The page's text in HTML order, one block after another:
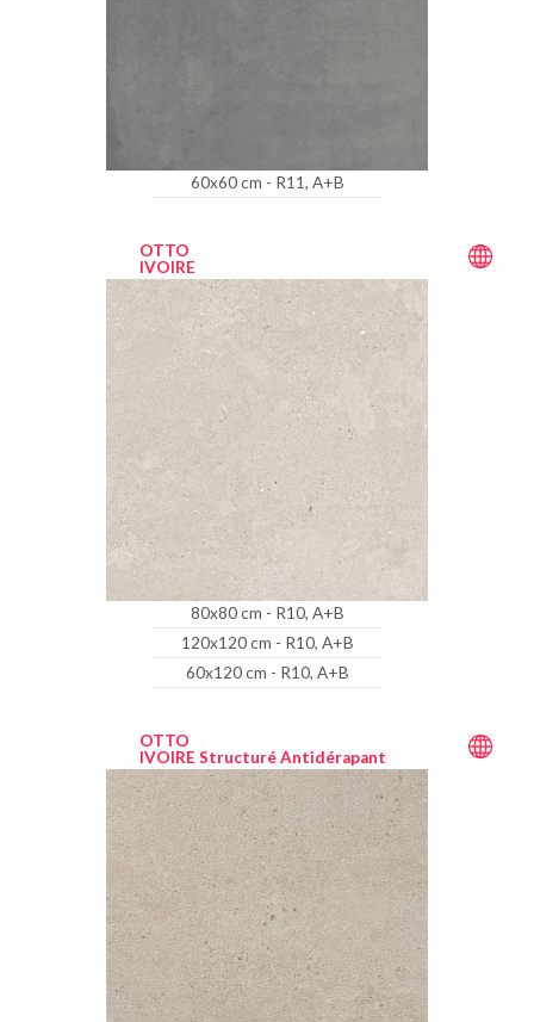
60x60 cm - R11, A+B
OTTO
IVOIRE
80x80 cm - R10, A+B
120x120 cm - R10, A+B
60x120 cm - R10, A+B
OTTO
IVOIRE Structuré Antidérapant